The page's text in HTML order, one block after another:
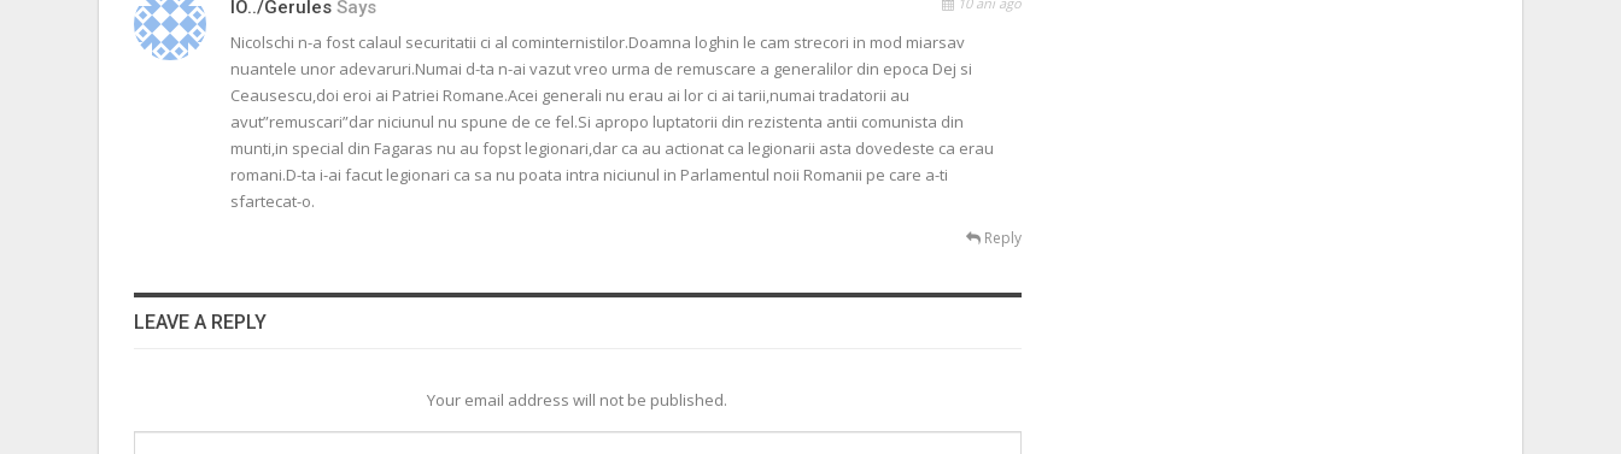
IO../gerules Says
Nicolschi n-a fost calaul securitatii ci al cominternistilor.Doamna loghin le cam strecori in mod miarsav
nuantele unor adevaruri.Numai d-ta n-ai vazut vreo urma de remuscare a generalilor din epoca Dej si
Ceausescu,doi eroi ai Patriei Romane.Acei generali nu erau ai lor ci ai tarii,numai tradatorii au
avut”remuscari”dar niciunul nu spune de ce fel.Si apropo luptatorii din rezistenta antii comunista din
munti,in special din Fagaras nu au fopst legionari,dar ca au actionat ca legionarii asta dovedeste ca erau
romani.D-ta i-ai facut legionari ca sa nu poata intra niciunul in Parlamentul noii Romanii pe care a-ti
sfartecat-o.
Reply
LEAVE A REPLY
Your email address will not be published.